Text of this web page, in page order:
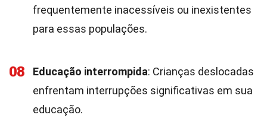
frequentemente inacessíveis ou inexistentes
para essas populações.
08 Educação interrompida: Crianças deslocadas
enfrentam interrupções significativas em sua
educação.